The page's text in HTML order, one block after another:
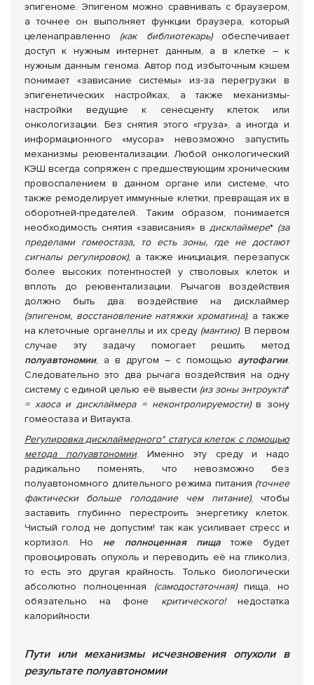
эпигеноме. Эпигеном можно сравнивать с браузером,
а точнее он выполняет функции браузера, который
целенаправленно (как библиотекарь)обеспечивает
доступ к нужным интернет данным, а в клетке – к
нужным данным генома. Автор под избыточным кэшем
понимает «зависание системы» из-за перегрузки в
эпигенетических настройках, а также механизмы-
настройки ведущие к сенесценту клеток или
онкологизации. Без снятия этого «груза», а иногда и
информационного «мусора» невозможно запустить
механизмы реювентализации. Любой онкологический
КЭШ всегда сопряжен с предшествующим хроническим
провоспалением в данном органе или системе, что
также ремоделирует иммунные клетки, превращая их в
оборотней-предателей. Таким образом, понимается
необходимость снятия «зависания» в дисклаймере* (за
пределами гомеостаза, то есть зоны, где не достают
сигналы регулировок), а также инициация, перезапуск
более высоких потентностей у стволовых клеток и
вплоть до реювентализации. Рычагов воздействия
должно быть два: воздействие на дисклаймер
(эпигеном, восстановление натяжки хроматина), а также
на клеточные органеллы и их среду (мантию). В первом
случае эту задачу помогает решить метод
полуавтономии, а в другом – с помощью аутофагии.
Следовательно это два рычага воздействия на одну
систему с единой целью её вывести (из зоны энтроукта*
= хаоса и дисклаймера = неконтролируемости)в зону
гомеостаза и Витаукта.
Регулировка дисклаймерного* статуса клеток с помощью
метода полуавтономии. Именно эту среду и надо
радикально поменять, что невозможно без
полуавтономного длительного режима питания (точнее
фактически больше голодание чем питание), чтобы
заставить глубинно перестроить энергетику клеток.
Чистый голод не допустим! так как усиливает стресс и
кортизол. Но не полноценная пищатоже будет
провоцировать опухоль и переводить её на гликолиз,
то есть это другая крайность. Только биологически
абсолютно полноценная (самодостаточная)пища, но
обязательно на фоне критического!недостатка
калорийности.
Пути или механизмы исчезновения опухоли в
результате полуавтономии